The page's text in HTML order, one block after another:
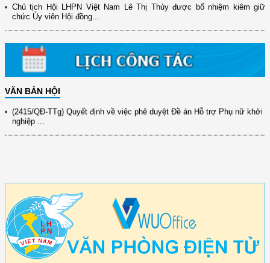
Chủ tịch Hội LHPN Việt Nam Lê Thị Thủy được bổ nhiệm kiêm giữ
chức Ủy viên Hội đồng...
VĂN BẢN HỘI
(898/KH/ĐCT) Kế hoạch thực hiện Quyết định số 2415/QĐ-TTg ngày
31/10/2025 ...
(417/QĐ-BNNMT) Quyết định phê duyệt Chương trình mục tiêu quốc gia
xây dựng ...
(891/KH-ĐCT) Kế hoạch thực hiện Nghị quyết số 72-NQ/TW ngày
nghiệp ...